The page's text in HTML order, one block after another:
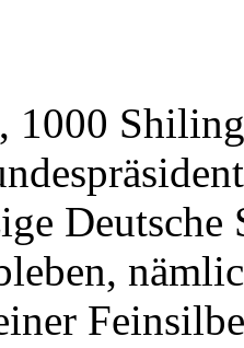
1000
Deutsche